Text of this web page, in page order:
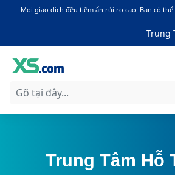
Mọi giao dịch đều tiềm ẩn rủi ro cao. Bạn có
Trung
Trung Tâm Hỗ